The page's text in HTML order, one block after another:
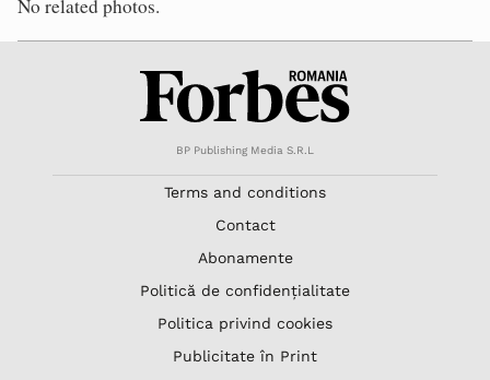
No related photos.
BP Publishing Media S.R.L
Terms and conditions
Contact
Abonamente
Politică de confidențialitate
Politica privind cookies
Publicitate în Print